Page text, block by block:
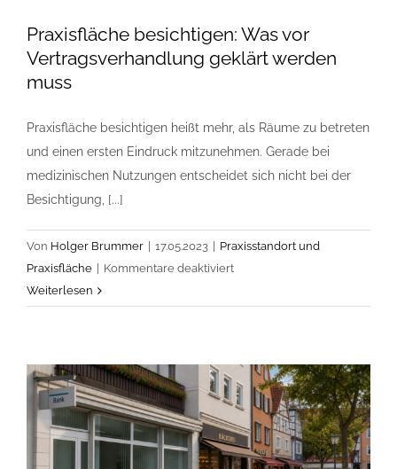
Praxisfläche besichtigen: Was vor
Vertragsverhandlung geklärt werden
muss
Praxisfläche besichtigen heißt mehr, als Räume zu betreten
und einen ersten Eindruck mitzunehmen. Gerade bei
medizinischen Nutzungen entscheidet sich nicht bei der
Besichtigung, [...]
Von Holger Brummer 17.05.2023
Praxisstandort und
Praxisfläche
Kommentare deaktiviertfür
Vertragsverhandlung
geklärt
werden
muss
Weiterlesen